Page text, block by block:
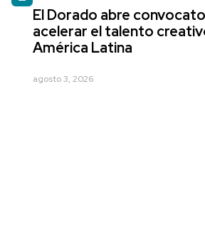
El Dorado abre
acelerar el talento
América Latina
agosto 3, 2026